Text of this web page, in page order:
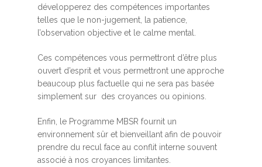
développerez des compétences importantes
telles que le non-jugement, la patience,
l’observation objective et le calme mental.
Ces compétences vous permettront d’être plus
ouvert d’esprit et vous permettront une approche
beaucoup plus factuelle qui ne sera pas basée
simplement sur des croyances ou opinions.
Enfin, le Programme MBSR fournit un
environnement sûr et bienveillant afin de pouvoir
prendre du recul face au conflit interne souvent
associé à nos croyances limitantes.